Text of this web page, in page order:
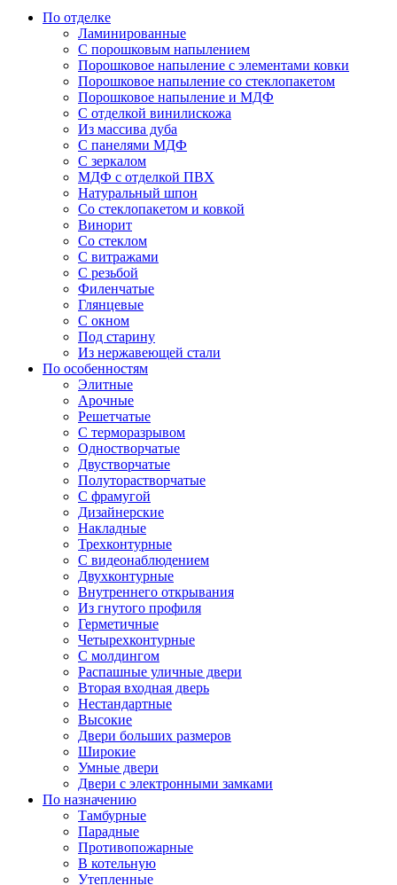
По отделке
Ламинированные
С порошковым напылением
Порошковое напыление с элементами ковки
Порошковое напыление со стеклопакетом
Порошковое напыление и МДФ
С отделкой винилискожа
Из массива дуба
С панелями МДФ
С зеркалом
МДФ с отделкой ПВХ
Натуральный шпон
Со стеклопакетом и ковкой
Винорит
Со стеклом
С витражами
С резьбой
Филенчатые
Глянцевые
С окном
Под старину
Из нержавеющей стали
По особенностям
Элитные
Арочные
Решетчатые
С терморазрывом
Одностворчатые
Двустворчатые
Полуторастворчатые
С фрамугой
Дизайнерские
Накладные
Трехконтурные
С видеонаблюдением
Двухконтурные
Внутреннего открывания
Из гнутого профиля
Герметичные
Четырехконтурные
С молдингом
Распашные уличные двери
Вторая входная дверь
Нестандартные
Высокие
Двери больших размеров
Широкие
Умные двери
Двери с электронными замками
По назначению
Тамбурные
Парадные
Противопожарные
В котельную
Утепленные